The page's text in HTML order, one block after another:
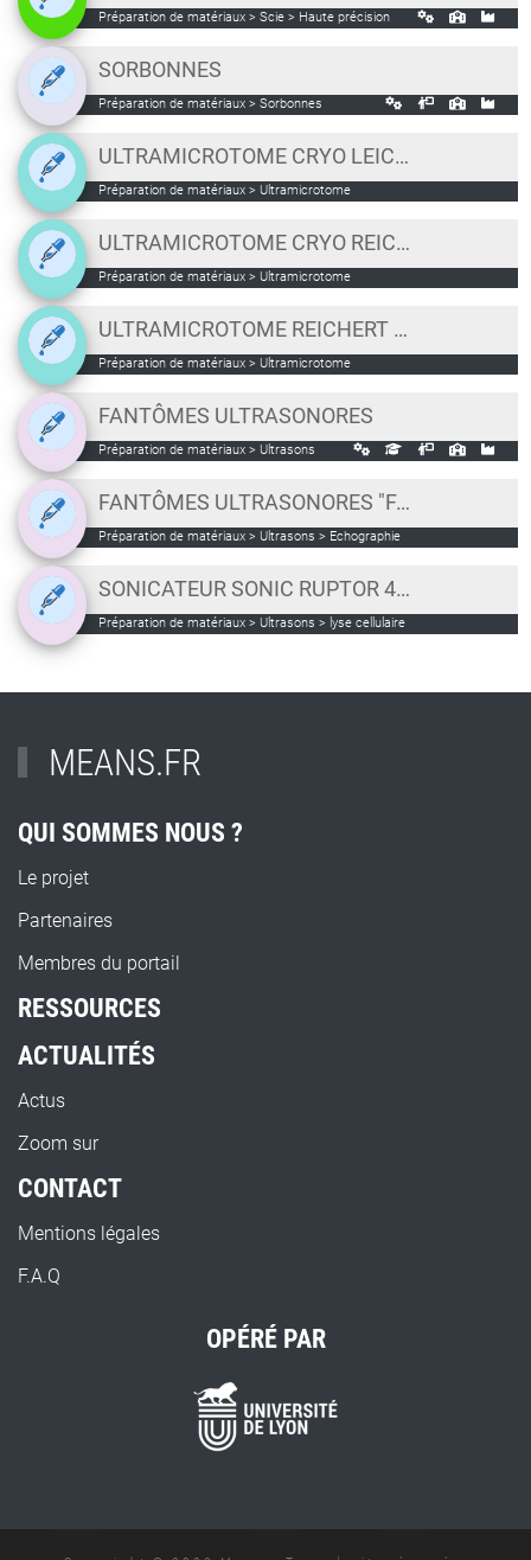
Préparation de matériaux > Scie > Haute précision
SORBONNES
Préparation de matériaux > Sorbonnes
ULTRAMICROTOME CRYO LEICA UC7
Préparation de matériaux > Ultramicrotome
ULTRAMICROTOME CRYO REICHERT ULTRACUT S
Préparation de matériaux > Ultramicrotome
ULTRAMICROTOME REICHERT ULTRACUT E
Préparation de matériaux > Ultramicrotome
FANTÔMES ULTRASONORES
Préparation de matériaux > Ultrasons
FANTÔMES ULTRASONORES "FAIT-MAISON"
Préparation de matériaux > Ultrasons > Echographie
SONICATEUR SONIC RUPTOR 4000 OMNI
Préparation de matériaux > Ultrasons > lyse cellulaire
MEANS.FR
QUI SOMMES NOUS ?
Le projet
Partenaires
Membres du portail
RESSOURCES
ACTUALITÉS
Actus
Zoom sur
CONTACT
Mentions légales
F.A.Q
OPÉRÉ PAR